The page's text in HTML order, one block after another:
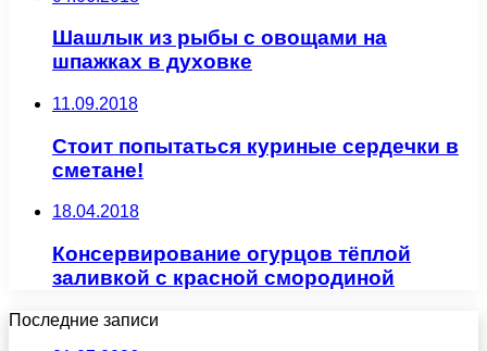
Шашлык из рыбы с овощами на
шпажках в духовке
11.09.2018
Стоит попытаться куриные сердечки в
сметане!
18.04.2018
Консервирование огурцов тёплой
заливкой с красной смородиной
Последние записи